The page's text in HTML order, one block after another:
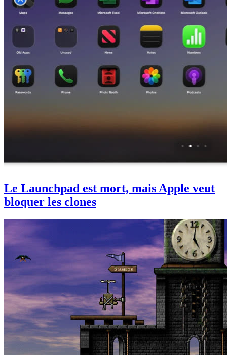
Le Launchpad est mort, mais Apple veut
bloquer les clones